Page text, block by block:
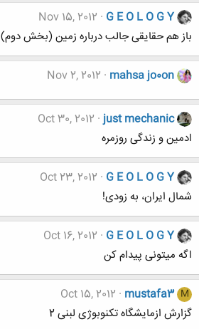
G E O L O G Y
Nov 15, 2012
باز هم حقایقی جالب درباره زمین (بخش دوم)
mahsa jo0on
Nov 2, 2012
just mechanic
Oct 30, 2012
ادمین و زندگی روزمره
G E O L O G Y
Oct 23, 2012
شمال ایران، به زودی!
G E O L O G Y
Oct 16, 2012
اگه میتونی پیدام کن
M
mustafa3
Oct 15, 2012
گزارش ازمایشگاه تکنوبوژی لبنی 2